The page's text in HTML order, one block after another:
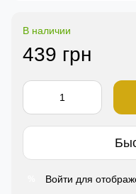
В наличии
439 грн
Войти для